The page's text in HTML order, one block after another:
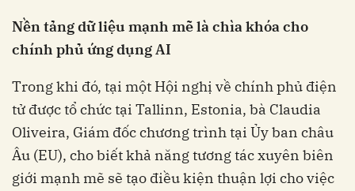
Nền tảng dữ liệu mạnh mẽ là chìa khóa cho
chính phủ ứng dụng AI
Trong khi đó, tại một Hội nghị về chính phủ điện
tử được tổ chức tại Tallinn, Estonia, bà Claudia
Oliveira, Giám đốc chương trình tại Ủy ban châu
Âu (EU), cho biết khả năng tương tác xuyên biên
giới mạnh mẽ sẽ tạo điều kiện thuận lợi cho việc